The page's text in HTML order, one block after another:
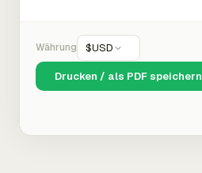
Währung $USD
Drucken / als PDF speichern